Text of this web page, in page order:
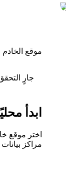
موقع
جارٍ
ابدأ
اختر موقع
مراكز